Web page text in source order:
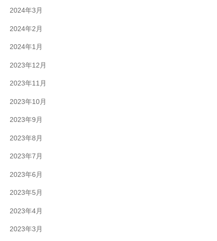
2024年3月
2024年2月
2024年1月
2023年12月
2023年11月
2023年10月
2023年9月
2023年8月
2023年7月
2023年6月
2023年5月
2023年4月
2023年3月